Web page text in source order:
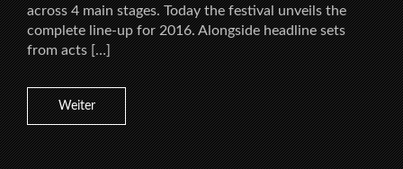
across 4 main stages. Today the festival unveils the
complete line-up for 2016. Alongside headline sets
from acts […]
Weiter